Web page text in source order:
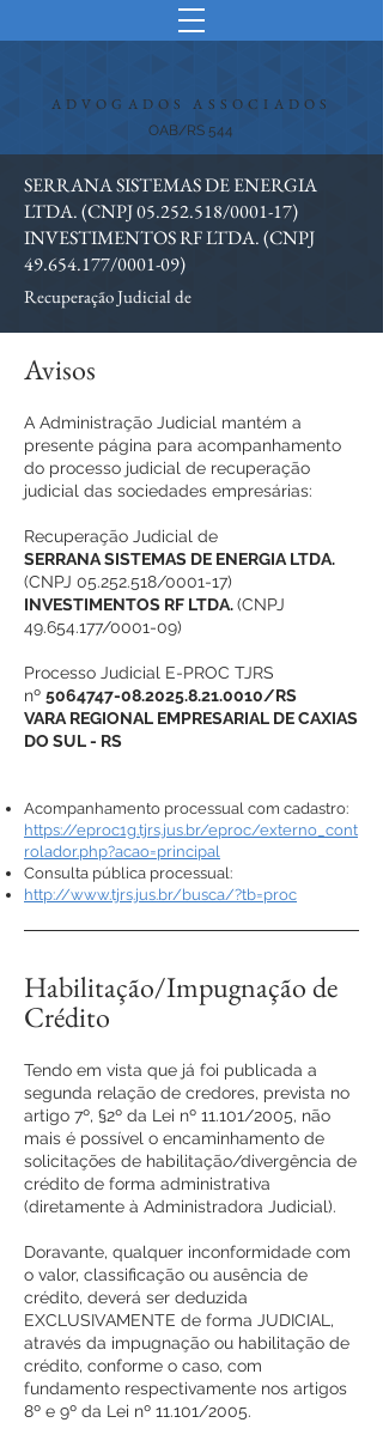
OAB/RS 544
ADVOGADOS ASSOCIADOS
SERRANA SISTEMAS DE ENERGIA
LTDA. (CNPJ05.252.518/0001-17)
INVESTIMENTOS RF LTDA. (CNPJ
49.654.177/0001-09)
Recuperação Judicial de
Avisos
A Administração Judicial mantém a
presente página para acompanhamento
do processo judicial de recuperação
judicial das sociedades empresárias:
Recuperação Judicial de
SERRANA SISTEMAS DE ENERGIA LTDA.
(CNPJ 05.252.518/0001-17)
INVESTIMENTOS RF LTDA.(CNPJ
49.654.177/0001-09)
Processo Judicial E-PROC TJRS
nº 5064747-08.2025.8.21.0010/RS
VARA REGIONAL EMPRESARIAL DE CAXIAS
DO SUL - RS
Acompanhamento processual com cadastro: ​
https://eproc1g.tjrs.jus.br/eproc/externo_cont
rolador.php?acao=principal
Consulta pública processual:
http://www.tjrs.jus.br/busca/?tb=proc
Habilitação/Impugnação de
Crédito
Tendo em vista que já foi publicada a
segunda relação de credores, prevista no
artigo 7º, §2º da Lei nº 11.101/2005, não
mais é possível o encaminhamento de
solicitações de habilitação/divergência de
crédito de forma administrativa
(diretamente à Administradora Judicial).
Doravante, qualquer inconformidade com
o valor, classificação ou ausência de
crédito, deverá ser deduzida
EXCLUSIVAMENTE de forma JUDICIAL,
através da impugnação ou habilitação de
crédito, conforme o caso, com
fundamento respectivamente nos artigos
8º e 9º da Lei nº 11.101/2005.